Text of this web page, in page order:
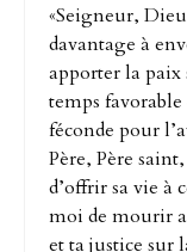
«Seigneur,
davantage à
apporter la paix
temps
féconde pour
Père, Père
d’offrir sa vie à
moi de mourir
et ta justice sur